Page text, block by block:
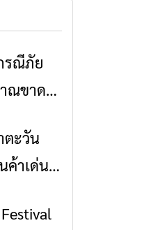
ข่าวเชียงราย
รณีภัย
ณขาด
ข่าวเชียงราย
ตะวัน
ค้าเด่น
ะน่าน
ข่าวเชียงราย